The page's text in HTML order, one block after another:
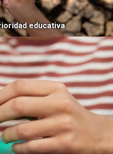
educativa